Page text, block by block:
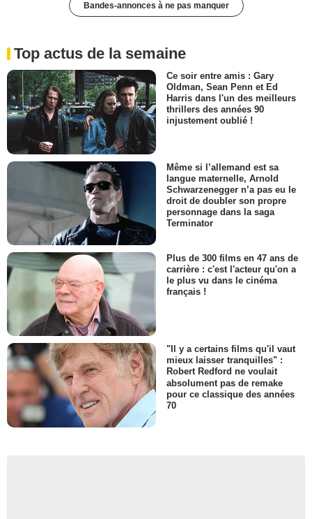
Bandes-annonces à ne pas manquer
Top actus de la semaine
Ce soir entre amis : Gary
Oldman, Sean Penn et Ed
Harris dans l'un des meilleurs
thrillers des années 90
injustement oublié !
Même si l’allemand est sa
langue maternelle, Arnold
Schwarzenegger n’a pas eu le
droit de doubler son propre
personnage dans la saga
Terminator
Plus de 300 films en 47 ans de
carrière : c'est l'acteur qu'on a
le plus vu dans le cinéma
français !
"Il y a certains films qu'il vaut
mieux laisser tranquilles" :
Robert Redford ne voulait
absolument pas de remake
pour ce classique des années
70